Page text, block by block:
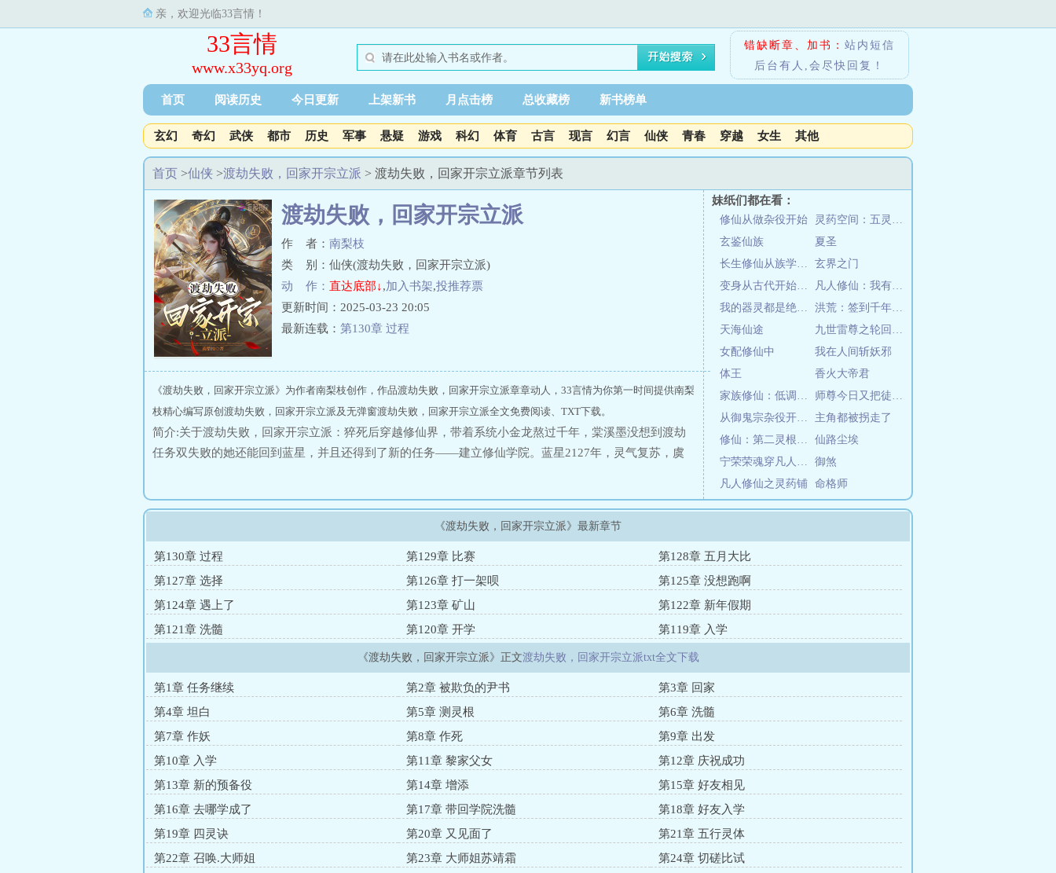
亲，欢迎光临33言情！
33言情
www.x33yq.org
错缺断章、加书： 站内短信
后台有人,会尽快回复！
首页 阅读历史 今日更新 上架新书 月点击榜 总收藏榜 新书榜单
玄幻 奇幻 武侠 都市 历史 军事 悬疑 游戏 科幻 体育 古言 现言 幻言 仙侠 青春 穿越 女生 其他
首页 >仙侠 >渡劫失败，回家开宗立派 > 渡劫失败，回家开宗立派章节列表
妹纸们都在看：
修仙从做杂役开始
灵药空间：五灵根才是完美道基
玄鉴仙族
夏圣
长生修仙从族学开始
玄界之门
变身从古代开始灵气复苏
凡人修仙：我有随身灵田
我的器灵都是绝色美女
洪荒：签到千年，我镇压一切敌
天海仙途
九世雷尊之轮回塔主
女配修仙中
我在人间斩妖邪
体王
香火大帝君
家族修仙：低调在云雾之下
师尊今日又把徒弟养歪了
从御鬼宗杂役开始修仙
主角都被拐走了
修仙：第二灵根助我长生
仙路尘埃
宁荣荣魂穿凡人成韩立小妹
御煞
凡人修仙之灵药铺 命格师
渡劫失败，回家开宗立派
作 者： 南梨枝
类 别：仙侠(渡劫失败，回家开宗立派)
动 作： 直达底部↓,加入书架,投推荐票
更新时间：2025-03-23 20:05
最新连载： 第130章 过程
《渡劫失败，回家开宗立派》为作者南梨枝创作，作品渡劫失败，回家开宗立派章章动人，33言情为你第一时间提供南梨
枝精心编写原创渡劫失败，回家开宗立派及无弹窗渡劫失败，回家开宗立派全文免费阅读、TXT下载。
简介:关于渡劫失败，回家开宗立派：猝死后穿越修仙界，带着系统小金龙熬过千年，棠溪墨没想到渡劫
任务双失败的她还能回到蓝星，并且还得到了新的任务——建立修仙学院。蓝星2127年，灵气复苏，虞
但——这真是谣言吗？直到修仙学院曝光，其他国家才惊觉，虞夏国人早就步入修仙时代，当虞夏国人
在天上飞时，他们还是只能靠着两条腿狂奔的直立猿。虞夏国官方对此始终保持微笑：除了修仙，我们
其实还在学习钻研来自星际世界的高端科技。当遍布妖兽的异界打开通往蓝星的界门，刚露头就被粒子
炮锁定，同时还将面对万千修者的仙剑。
《渡劫失败，回家开宗立派》最新章节
第130章 过程 第129章 比赛
第128章 五月大比
第127章 选择
第126章 打一架呗
第125章 没想跑啊
第124章 遇上了
第123章 矿山
第122章 新年假期
第121章 洗髓
第120章 开学 第119章 入学
《渡劫失败，回家开宗立派》正文渡劫失败，回家开宗立派txt全文下载
第1章 任务继续 第2章 被欺负的尹书
第3章 回家
第4章 坦白
第5章 测灵根
第6章 洗髓
第7章 作妖
第8章 作死
第9章 出发
第10章 入学
第11章 黎家父女
第12章 庆祝成功
第13章 新的预备役
第14章 增添
第15章 好友相见
第16章 去哪学成了
第17章 带回学院洗髓
第18章 好友入学
第19章 四灵诀
第20章 又见面了
第21章 五行灵体
第22章 召唤.大师姐
第23章 大师姐苏靖霜
第24章 切磋比试